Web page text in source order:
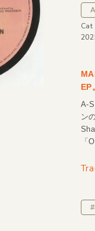
EP
A-
ン
「